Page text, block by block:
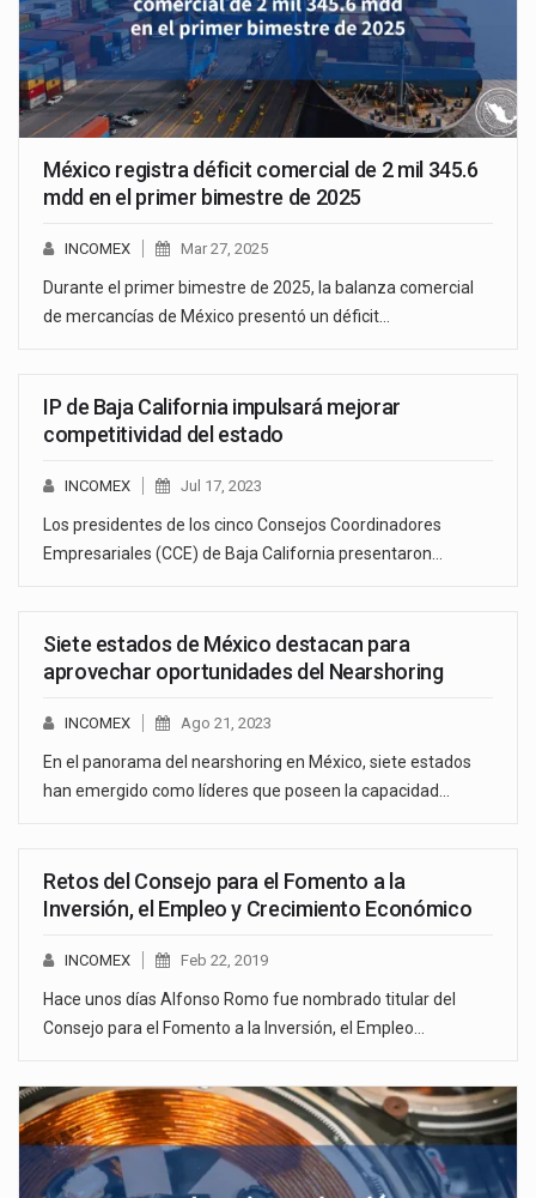
México registra déficit comercial de 2 mil 345.6
mdd en el primer bimestre de 2025
INCOMEX Mar 27, 2025
Durante el primer bimestre de 2025, la balanza comercial
de mercancías de México presentó un déficit…
IP de Baja California impulsará mejorar
competitividad del estado
INCOMEX Jul 17, 2023
Los presidentes de los cinco Consejos Coordinadores
Empresariales (CCE) de Baja California presentaron…
Siete estados de México destacan para
aprovechar oportunidades del Nearshoring
INCOMEX Ago 21, 2023
En el panorama del nearshoring en México, siete estados
han emergido como líderes que poseen la capacidad…
Retos del Consejo para el Fomento a la
Inversión, el Empleo y Crecimiento Económico
INCOMEX Feb 22, 2019
Hace unos días Alfonso Romo fue nombrado titular del
Consejo para el Fomento a la Inversión, el Empleo…